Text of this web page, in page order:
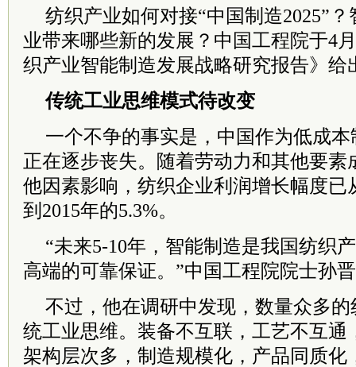
纺织产业如何对接“中国制造2025”
业带来哪些新的发展？中国工程院于4
织产业智能制造发展战略研究报告》给
传统工业思维模式待改变
一个不争的事实是，中国作为低成
正在逐步丧失。随着劳动力和其他要素
他因素影响，纺织企业利润增长幅度已
到2015年的5.3%。
“未来5-10年，智能制造是我国纺织
高端的可靠保证。”中国工程院院士孙
不过，他在调研中发现，数量众多
统工业思维。装备不互联，工艺不互通
架构层次多，制造规模化，产品同质化